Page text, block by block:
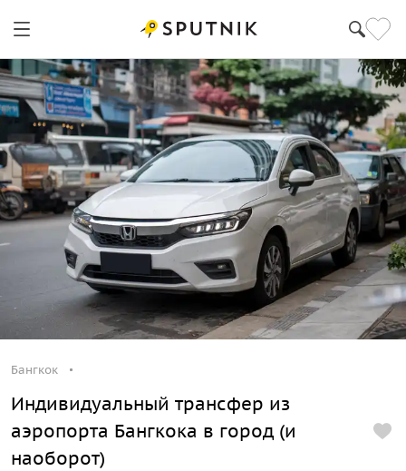
Бангкок
Индивидуальный трансфер из
аэропорта Бангкока в город (и
наоборот)